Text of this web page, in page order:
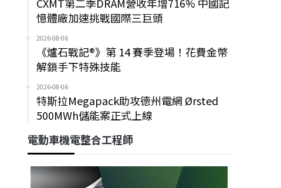
憶體廠加速挑戰國際三巨頭
2026-08-06
《爐石戰記®》第 14 賽季登場！花費金幣
解鎖手下特殊技能
2026-08-06
特斯拉Megapack助攻德州電網 Ørsted
500MWh儲能案正式上線
電動車機電整合工程師